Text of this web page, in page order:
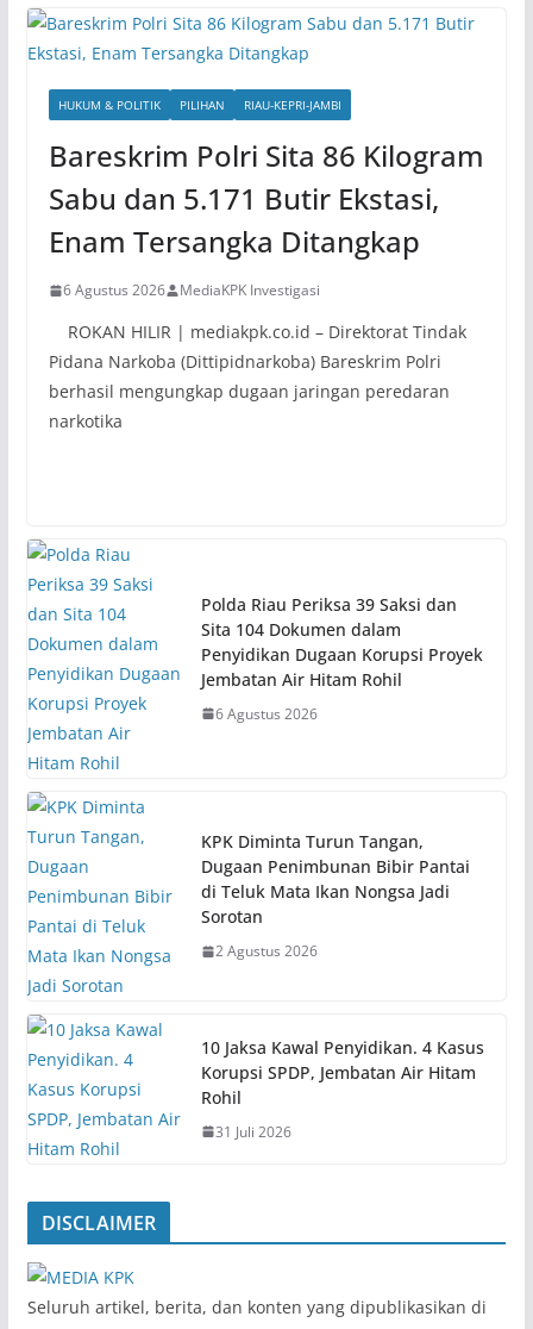
HUKUM & POLITIK PILIHAN RIAU-KEPRI-JAMBI
Bareskrim Polri Sita 86 Kilogram
Sabu dan 5.171 Butir Ekstasi,
Enam Tersangka Ditangkap
6 Agustus 2026 MediaKPK Investigasi
ROKAN HILIR | mediakpk.co.id – Direktorat Tindak
Pidana Narkoba (Dittipidnarkoba) Bareskrim Polri
berhasil mengungkap dugaan jaringan peredaran
narkotika
Polda Riau Periksa 39 Saksi dan
Sita 104 Dokumen dalam
Penyidikan Dugaan Korupsi Proyek
Jembatan Air Hitam Rohil
6 Agustus 2026
KPK Diminta Turun Tangan,
Dugaan Penimbunan Bibir Pantai
di Teluk Mata Ikan Nongsa Jadi
Sorotan
2 Agustus 2026
10 Jaksa Kawal Penyidikan. 4 Kasus
Korupsi SPDP, Jembatan Air Hitam
Rohil
31 Juli 2026
DISCLAIMER
‎Seluruh artikel, berita, dan konten yang dipublikasikan di